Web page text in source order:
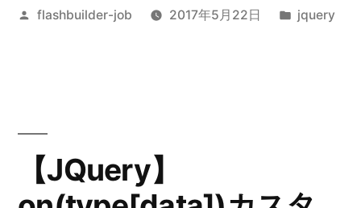
投
flashbuilder-job 2017年5月22日
カ
jquery
【JQuery】